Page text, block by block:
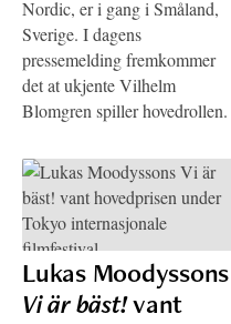
Nordic, er i gang i Småland,
Sverige. I dagens
pressemelding fremkommer
det at ukjente Vilhelm
Blomgren spiller hovedrollen.
Lukas Moodyssons
Vi är bäst!vant